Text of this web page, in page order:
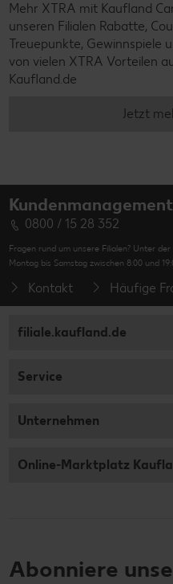
Mehr XTRA mit Kaufland
unseren Filialen Rabatte,
Treuepunkte, Gewinnspiele
von vielen XTRA Vorteilen
Kaufland.de
Jetzt
Kundenmanagement
0800 / 15 28 352
Fragen rund um unsere Filialen? Unter
Montag bis Samstag zwischen 8:00 und
Kontakt Häufige
filiale.kaufland.de
Service
Unternehmen
Online-Marktplatz
Abonniere